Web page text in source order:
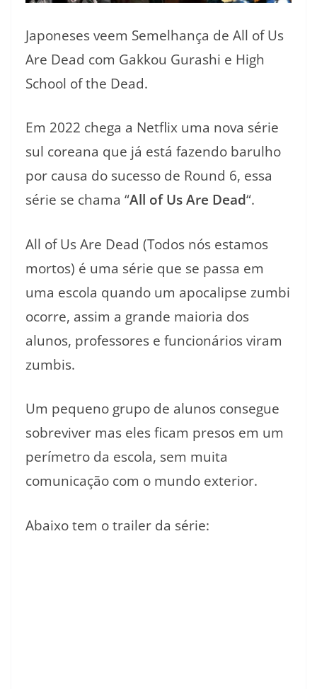
Japoneses veem Semelhança de All of Us
Are Dead com Gakkou Gurashi e High
School of the Dead.
Em 2022 chega a Netflix uma nova série
sul coreana que já está fazendo barulho
por causa do sucesso de Round 6, essa
série se chama “All of Us Are Dead“.
All of Us Are Dead (Todos nós estamos
mortos) é uma série que se passa em
uma escola quando um apocalipse zumbi
ocorre, assim a grande maioria dos
alunos, professores e funcionários viram
zumbis.
Um pequeno grupo de alunos consegue
sobreviver mas eles ficam presos em um
perímetro da escola, sem muita
comunicação com o mundo exterior.
Abaixo tem o trailer da série: